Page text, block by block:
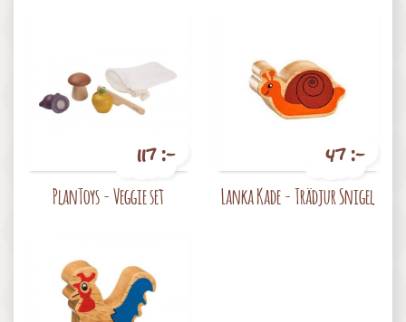
117 :-
PlanToys - Veggie set
47 :-
Lanka Kade - Trädjur Snigel